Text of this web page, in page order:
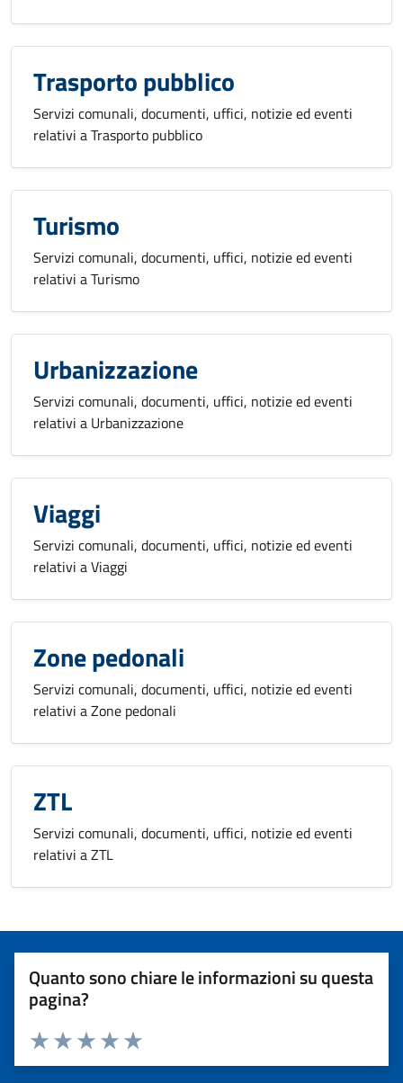
Trasporto pubblico
Servizi comunali, documenti, uffici, notizie ed eventi
relativi a Trasporto pubblico
Turismo
Servizi comunali, documenti, uffici, notizie ed eventi
relativi a Turismo
Urbanizzazione
Servizi comunali, documenti, uffici, notizie ed eventi
relativi a Urbanizzazione
Viaggi
Servizi comunali, documenti, uffici, notizie ed eventi
relativi a Viaggi
Zone pedonali
Servizi comunali, documenti, uffici, notizie ed eventi
relativi a Zone pedonali
ZTL
Servizi comunali, documenti, uffici, notizie ed eventi
relativi a ZTL
Quanto sono chiare le informazioni su questa
pagina?
Valuta 5 stelle su 5
Valuta 4 stelle su 5
Valuta 3 stelle su 5
Valuta 2 stelle su 5
Valuta 1 stelle su 5